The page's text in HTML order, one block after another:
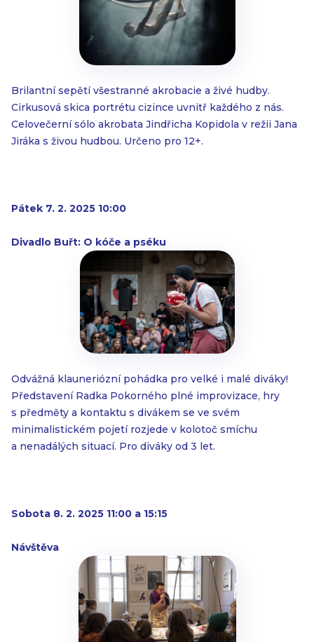
Brilantní sepětí všestranné akrobacie a živé hudby.
Cirkusová skica portrétu cizince uvnitř každého z nás.
Celovečerní sólo akrobata Jindřicha Kopidola v režii Jana
Jiráka s živou hudbou. Určeno pro 12+.
Pátek 7. 2. 2025 10:00
Divadlo Buřt: O kóče a pséku
Odvážná klauneriózní pohádka pro velké i malé diváky!
Představení Radka Pokorného plné improvizace, hry
s předměty a kontaktu s divákem se ve svém
minimalistickém pojetí rozjede v kolotoč smíchu
a nenadálých situací. Pro diváky od 3 let.
Sobota 8. 2. 2025 11:00 a 15:15
Návštěva